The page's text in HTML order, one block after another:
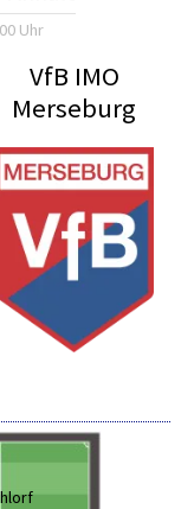
Uhr
VfB IMO
Merseburg